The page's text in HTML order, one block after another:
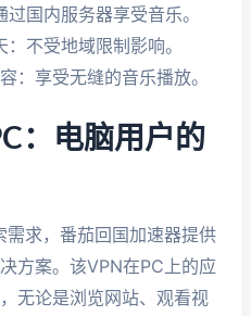
国内服务器享受音乐。
不受地域限制影响。
：享受无缝的音乐播放。
：电脑用户的
求，番茄回国加速器提供
方案。该VPN在PC上的应
无论是浏览网站、观看视